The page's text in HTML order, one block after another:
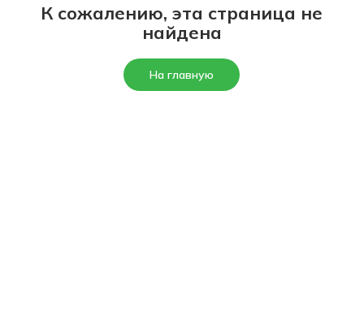
К сожалению, эта страница не
найдена
На главную